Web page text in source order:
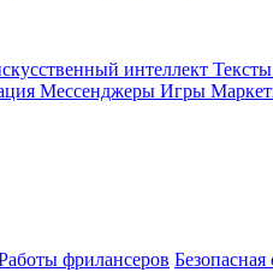
интеллект Тексты
Мессенджеры Игры
фрилансеров Безопасная